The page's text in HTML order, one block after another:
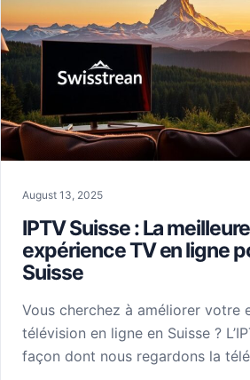
August 13, 2025
IPTV Suisse : La meilleure
expérience TV en ligne
Suisse
Vous cherchez à améliorer votre
télévision en ligne en Suisse ?
façon dont nous regardons la